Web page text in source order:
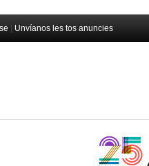
Unvíanos les tos anuncies